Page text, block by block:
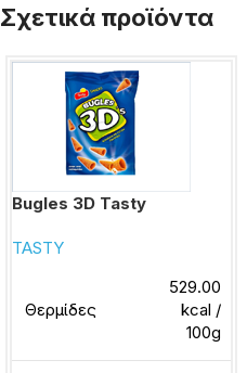
Σχετικά προϊόντα
Bugles 3D Tasty
TASTY
Θερμίδες
529.00
kcal /
100g